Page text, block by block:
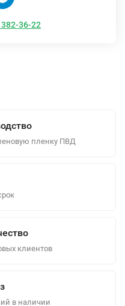
36-22
пленку ПВД
клиентов
в наличии